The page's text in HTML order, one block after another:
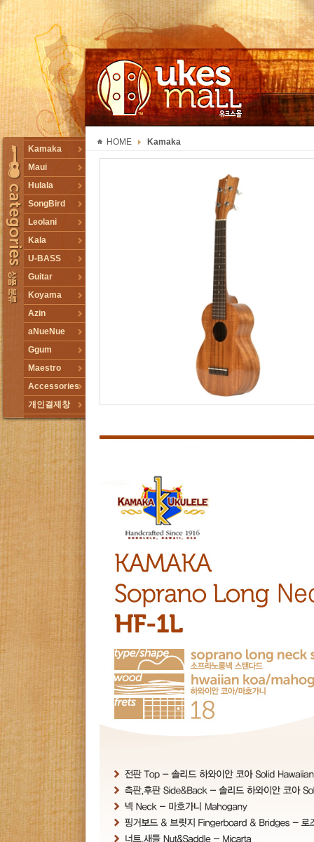
TOGGLE
Kamaka
Maui
Hulala
SongBird
Leolani
Kala
U-BASS
Guitar
Koyama
Azin
aNueNue
Ggum
Maestro
Accessories
개인결제창
HOME Kamaka